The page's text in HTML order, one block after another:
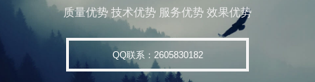
质量优势 技术优势 服务优势 效果优势
QQ联系：2605830182